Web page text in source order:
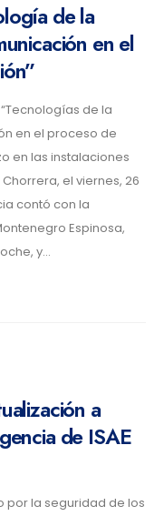
de la
en el
de la
en el proceso de
en las instalaciones
Chorrera, el viernes, 26
contó con la
Espinosa,
y...
a
de ISAE
por la seguridad de los